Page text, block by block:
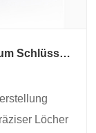
Schlüssel
Löcher